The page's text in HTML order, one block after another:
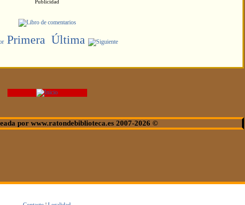
Publicidad
Primera Última
por www.ratondebiblioteca.es 2007-2026 ©